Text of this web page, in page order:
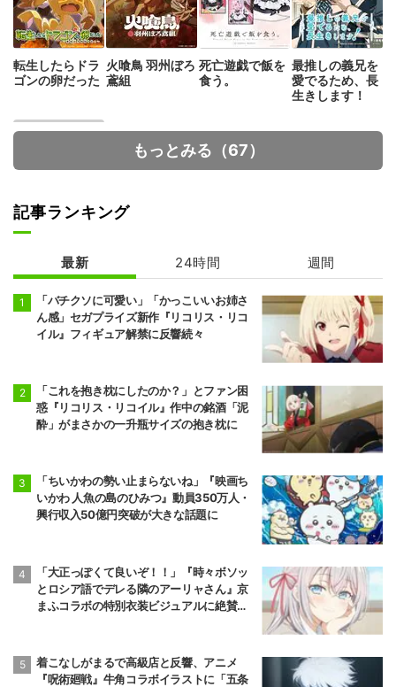
転生したらドラ
ゴンの卵だった
火喰鳥 羽州ぼろ
鳶組
死亡遊戯で飯を
食う。
最推しの義兄を
愛でるため、長
生きします！
ヴィジランテ -
僕のヒーローア
カデミア ILLEG
ALS- 第2期
もっとみる（67）
記事ランキング
最新 24時間 週間
「バチクソに可愛い」「かっこいいお姉さ
ん感」セガプライズ新作『リコリス・リコ
イル』フィギュア解禁に反響続々
「これを抱き枕にしたのか？」とファン困
惑『リコリス・リコイル』作中の銘酒「泥
酔」がまさかの一升瓶サイズの抱き枕に
「ちいかわの勢い止まらないね」『映画ち
いかわ 人魚の島のひみつ』動員350万人・
興行収入50億円突破が大きな話題に
「大正っぽくて良いぞ！！」『時々ボソッ
とロシア語でデレる隣のアーリャさん』京
まふコラボの特別衣装ビジュアルに絶賛の
着こなしがまるで高級店と反響、アニメ
『呪術廻戦』牛角コラボイラストに「五条